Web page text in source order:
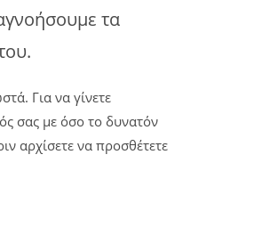
τα
Για να γίνετε
σας με όσο το δυνατόν
αρχίσετε να προσθέτετε